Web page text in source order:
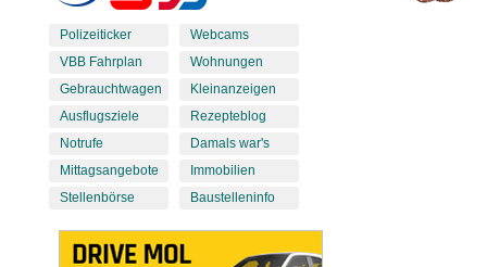
Polizeiticker
VBB Fahrplan
Gebrauchtwagen
Ausflugsziele
Notrufe
Mittagsangebote
Stellenbörse
Webcams
Wohnungen
Kleinanzeigen
Rezepteblog
Damals war's
Immobilien
Baustelleninfo